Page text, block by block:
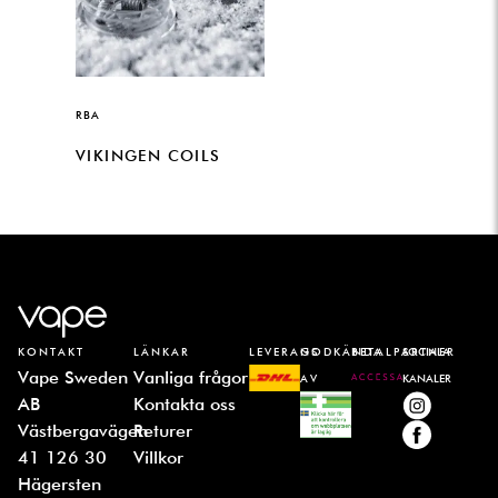
RBA
VIKINGEN COILS
KONTAKT
Vape Sweden
AB
Västbergavägen
41 126 30
Hägersten
LÄNKAR
Vanliga frågor
Kontakta oss
Returer
Villkor
LEVERANSGODKÄNDA
AV
BETALPARTNER
SOCIALA
KANALER